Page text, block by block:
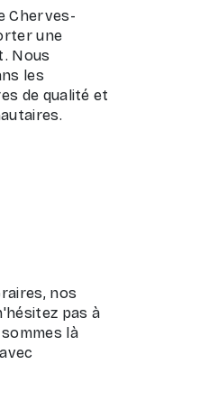
Cherves-
une
Nous
les
de qualité et
nos
pas à
là